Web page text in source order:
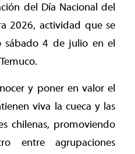
del Día Nacional del
2026, actividad que se
sábado 4 de julio en el
y poner en valor el
viva la cueca y las
chilenas, promoviendo
entre agrupaciones